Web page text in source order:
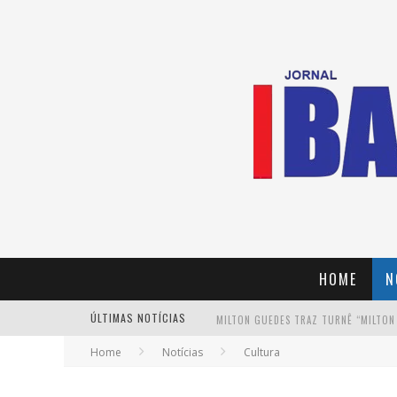
HOME
ÚLTIMAS NOTÍCIAS MILTON GUEDES TRAZ TURNÊ
Home Notícias Cultura